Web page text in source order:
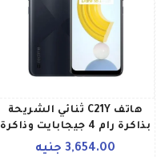
هاتف C21Y ثنائي الشريحة
بذاكرة رام 4 جيجابايت وذاكرة
داخلية 64 جيجابايت يدعم3,654.00 جنيه